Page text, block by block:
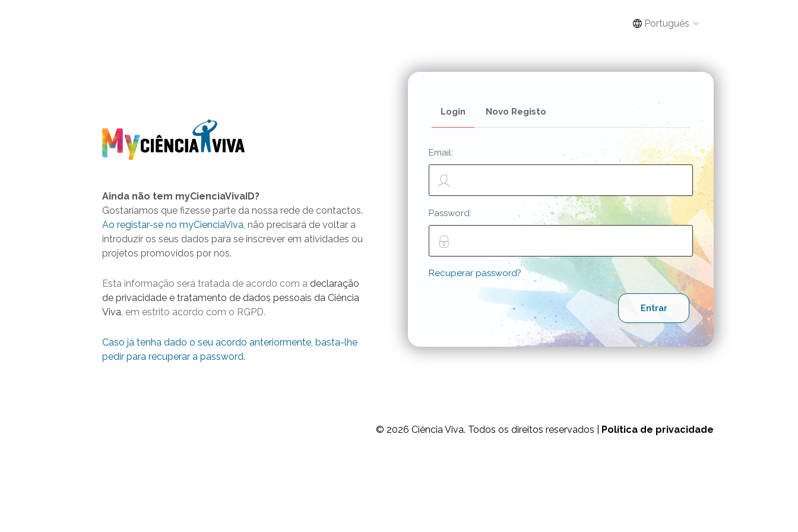
Português
Ainda não tem myCienciaVivaID?
Gostaríamos que fizesse parte da nossa rede de contactos.
Ao registar-se no myCienciaViva, não precisará de voltar a
introduzir os seus dados para se inscrever em atividades ou
projetos promovidos por nós.
Esta informação será tratada de acordo com a declaração
de privacidade e tratamento de dados pessoais da Ciência
Viva, em estrito acordo com o RGPD.
Caso já tenha dado o seu acordo anteriormente, basta-lhe
pedir para recuperar a password.
Login Novo Registo
Email:
Password:
Recuperar password?
© 2026 Ciência Viva. Todos os direitos reservados | Política de privacidade